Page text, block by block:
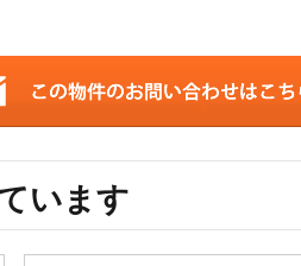
います